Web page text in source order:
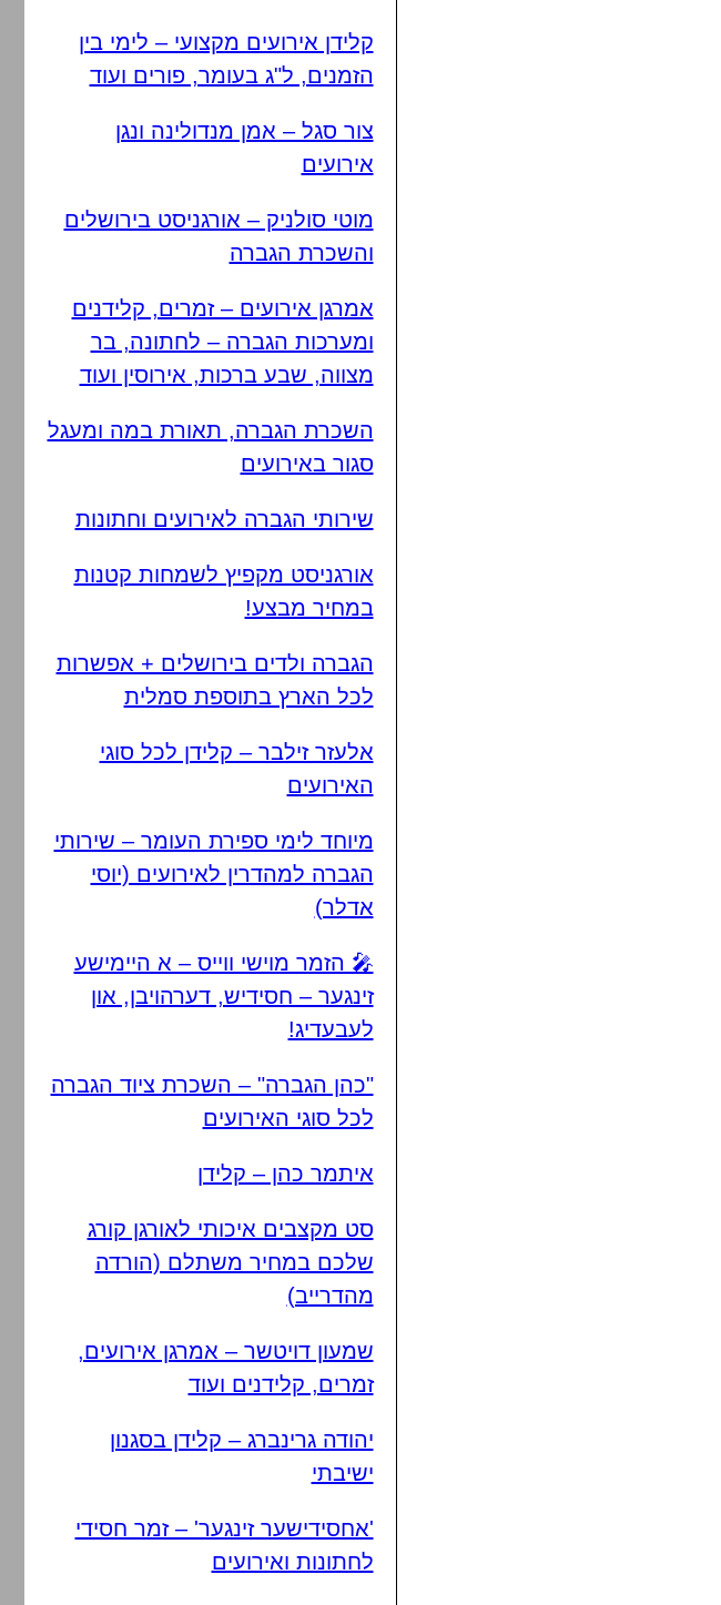
קלידן אירועים מקצועי – לימי בין
הזמנים, ל"ג בעומר, פורים ועוד
צור סגל – אמן מנדולינה ונגן
אירועים
מוטי סולניק – אורגניסט בירושלים
והשכרת הגברה
אמרגן אירועים – זמרים, קלידנים
ומערכות הגברה – לחתונה, בר
מצווה, שבע ברכות, אירוסין ועוד
השכרת הגברה, תאורת במה ומעגל
סגור באירועים
שירותי הגברה לאירועים וחתונות
אורגניסט מקפיץ לשמחות קטנות
במחיר מבצע!
הגברה ולדים בירושלים + אפשרות
לכל הארץ בתוספת סמלית
אלעזר זילבר – קלידן לכל סוגי
האירועים
מיוחד לימי ספירת העומר – שירותי
הגברה למהדרין לאירועים (יוסי
אדלר)
🎤 הזמר מוישי ווייס – א היימישע
זינגער – חסידיש, דערהויבן, און
לעבעדיג!
"כהן הגברה" – השכרת ציוד הגברה
לכל סוגי האירועים
איתמר כהן – קלידן
סט מקצבים איכותי לאורגן קורג
שלכם במחיר משתלם (הורדה
מהדרייב)
שמעון דויטשר – אמרגן אירועים,
זמרים, קלידנים ועוד
יהודה גרינברג – קלידן בסגנון
ישיבתי
'אחסידישער זינגער' – זמר חסידי
לחתונות ואירועים